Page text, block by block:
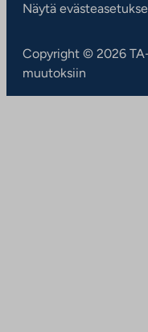
Näytä
Copyright © 2026
muutoksiin